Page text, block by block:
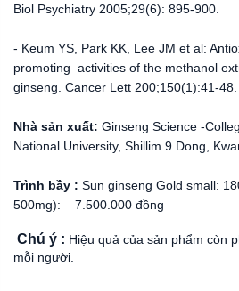
Biol Psychiatry 2005;29(6): 895-900.
- Keum YS, Park KK, Lee JM et al:
promoting activities of the methanol
ginseng. Cancer Lett 200;150(1):41-48.
Nhà sản xuất: Ginseng Science -
National University, Shillim 9 Dong,
Trình bầy : Sun ginseng Gold small:
500mg): 7.500.000 đồng
Chú ý : Hiệu quả của sản phẩm còn
mỗi người.